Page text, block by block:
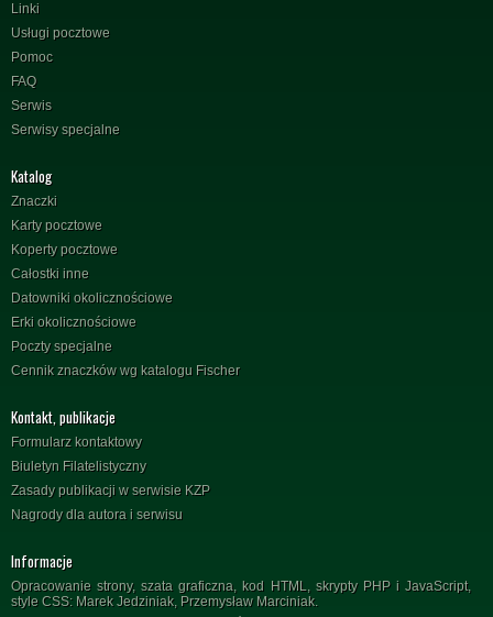
Linki
Usługi pocztowe
Pomoc
FAQ
Serwis
Serwisy specjalne
Katalog
Znaczki
Karty pocztowe
Koperty pocztowe
Całostki inne
Datowniki okolicznościowe
Erki okolicznościowe
Poczty specjalne
Cennik znaczków wg katalogu Fischer
Kontakt, publikacje
Formularz kontaktowy
Biuletyn Filatelistyczny
Zasady publikacji w serwisie KZP
Nagrody dla autora i serwisu
Informacje
Opracowanie strony, szata graficzna, kod HTML, skrypty PHP i JavaScript,
style CSS: Marek Jedziniak, Przemysław Marciniak.